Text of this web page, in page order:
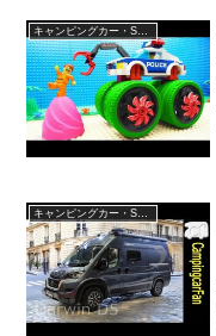
キャンピングカー・SUV人気車種